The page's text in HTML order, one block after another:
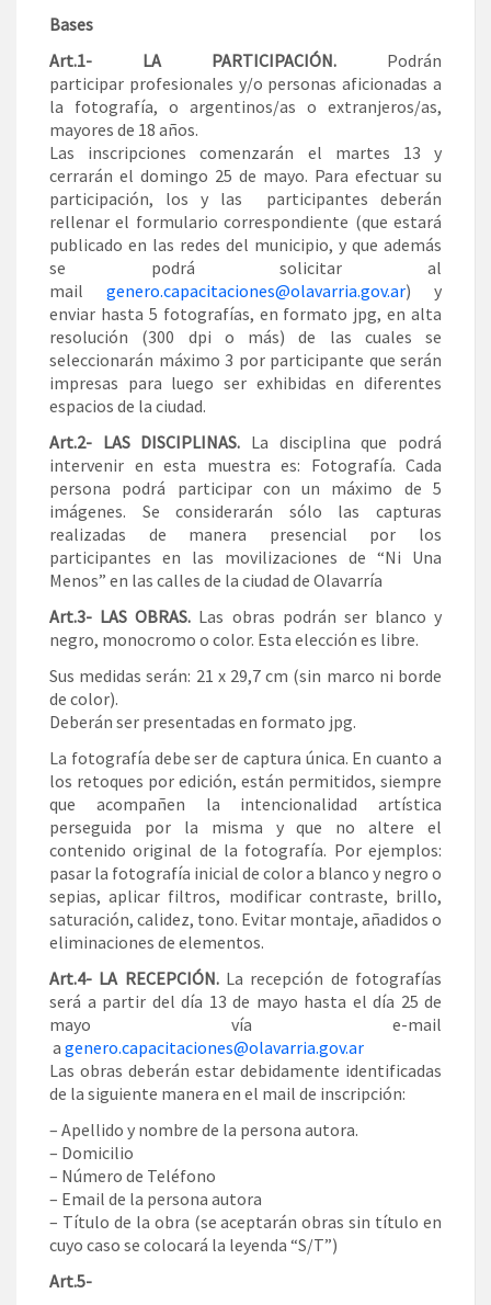
Bases
Art.1- LA PARTICIPACIÓN. Podrán
participar profesionales y/o personas aficionadas a
la fotografía, o argentinos/as o extranjeros/as,
mayores de 18 años.
Las inscripciones comenzarán el martes 13 y
cerrarán el domingo 25 de mayo. Para efectuar su
participación, los y las participantes deberán
rellenar el formulario correspondiente (que estará
publicado en las redes del municipio, y que además
se podrá solicitar al
mail genero.capacitaciones@olavarria.gov.ar) y
enviar hasta 5 fotografías, en formato jpg, en alta
resolución (300 dpi o más) de las cuales se
seleccionarán máximo 3 por participante que serán
impresas para luego ser exhibidas en diferentes
espacios de la ciudad.
Art.2- LAS DISCIPLINAS. La disciplina que podrá
intervenir en esta muestra es: Fotografía. Cada
persona podrá participar con un máximo de 5
imágenes. Se considerarán sólo las capturas
realizadas de manera presencial por los
participantes en las movilizaciones de “Ni Una
Menos” en las calles de la ciudad de Olavarría
Art.3- LAS OBRAS. Las obras podrán ser blanco y
negro, monocromo o color. Esta elección es libre.
Sus medidas serán: 21 x 29,7 cm (sin marco ni borde
de color).
Deberán ser presentadas en formato jpg.
La fotografía debe ser de captura única. En cuanto a
los retoques por edición, están permitidos, siempre
que acompañen la intencionalidad artística
perseguida por la misma y que no altere el
contenido original de la fotografía. Por ejemplos:
pasar la fotografía inicial de color a blanco y negro o
sepias, aplicar filtros, modificar contraste, brillo,
saturación, calidez, tono. Evitar montaje, añadidos o
eliminaciones de elementos.
Art.4- LA RECEPCIÓN.La recepción de fotografías
será a partir del día 13 de mayo hasta el día 25 de
mayo vía e-mail
a genero.capacitaciones@olavarria.gov.ar
Las obras deberán estar debidamente identificadas
de la siguiente manera en el mail de inscripción:
– Apellido y nombre de la persona autora.
– Domicilio
– Número de Teléfono
– Email de la persona autora
– Título de la obra (se aceptarán obras sin título en
cuyo caso se colocará la leyenda “S/T”)
Art.5-